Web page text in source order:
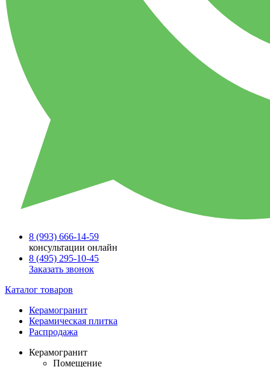
8 (993) 666-14-59
консультации онлайн
8 (495) 295-10-45
Заказать звонок
Каталог товаров
Керамогранит
Керамическая плитка
Распродажа
Керамогранит
Помещение